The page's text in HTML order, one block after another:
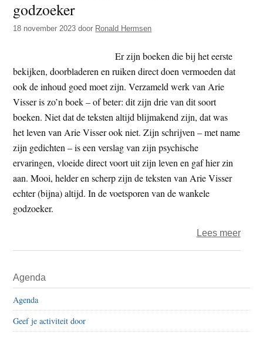
t
e
e
s
e
godzoeker
18 november 2023 door Ronald Hermsen
Er zijn boeken die bij het eerste
bekijken, doorbladeren en ruiken direct doen vermoeden dat
ook de inhoud goed moet zijn. Verzameld werk van Arie
Visser is zo’n boek – of beter: dit zijn drie van dit soort
boeken. Niet dat de teksten altijd blijmakend zijn, dat was
het leven van Arie Visser ook niet. Zijn schrijven – met name
zijn gedichten – is een verslag van zijn psychische
ervaringen, vloeide direct voort uit zijn leven en gaf hier zin
aan. Mooi, helder en scherp zijn de teksten van Arie Visser
echter (bijna) altijd. In de voetsporen van de wankele
godzoeker.
Lees meerover
Sidebar
Agenda
Agenda
Geef je activiteit door